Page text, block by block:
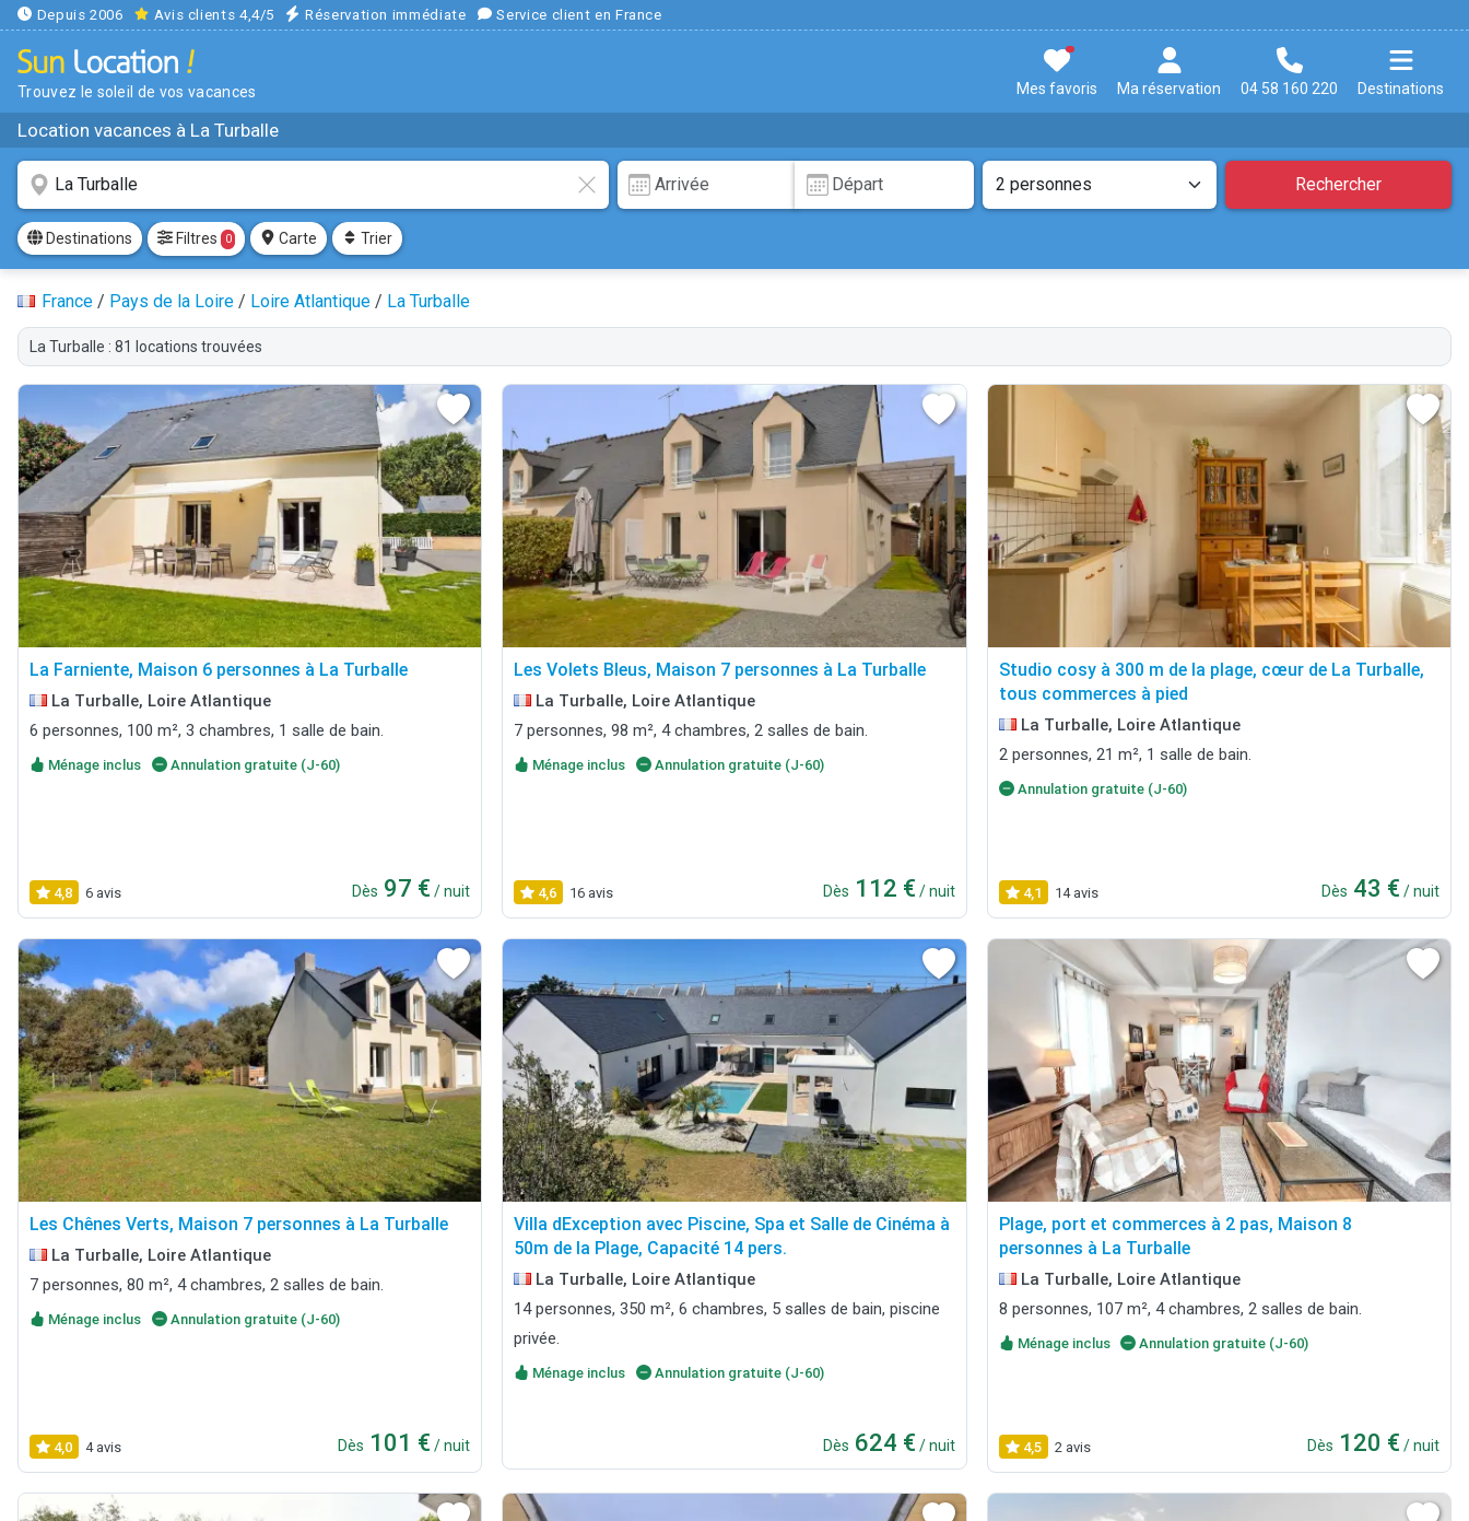
Depuis 2006 Avis clients 4,4/5 Réservation immédiate Service client en France
Trouvez le soleil de vos vacances Mes favoris Ma réservation 04 58 160 220 Destinations
Location vacances à La Turballe
Rechercher
Destinations Filtres 0 Carte Trier
France / Pays de la Loire / Loire Atlantique / La Turballe
La Turballe : 81 locations trouvées
La Farniente, Maison 6 personnes à La Turballe
La Turballe, Loire Atlantique
6 personnes, 100 m², 3 chambres, 1 salle de bain.
Ménage inclus Annulation gratuite (J-60)
4,8 6 avis Dès 97 € / nuit
Les Volets Bleus, Maison 7 personnes à La Turballe
La Turballe, Loire Atlantique
7 personnes, 98 m², 4 chambres, 2 salles de bain.
Ménage inclus Annulation gratuite (J-60)
4,6 16 avis Dès 112 € / nuit
Studio cosy à 300 m de la plage, cœur de La Turballe,
tous commerces à pied
La Turballe, Loire Atlantique
2 personnes, 21 m², 1 salle de bain.
Annulation gratuite (J-60)
4,1 14 avis Dès 43 € / nuit
Les Chênes Verts, Maison 7 personnes à La Turballe
La Turballe, Loire Atlantique
7 personnes, 80 m², 4 chambres, 2 salles de bain.
Ménage inclus Annulation gratuite (J-60)
4,0 4 avis Dès 101 € / nuit
Villa dException avec Piscine, Spa et Salle de Cinéma à
50m de la Plage, Capacité 14 pers.
La Turballe, Loire Atlantique
14 personnes, 350 m², 6 chambres, 5 salles de bain, piscine
privée.
Ménage inclus Annulation gratuite (J-60)
Dès 624 € / nuit
Plage, port et commerces à 2 pas, Maison 8
personnes à La Turballe
La Turballe, Loire Atlantique
8 personnes, 107 m², 4 chambres, 2 salles de bain.
Ménage inclus Annulation gratuite (J-60)
4,5 2 avis Dès 120 € / nuit